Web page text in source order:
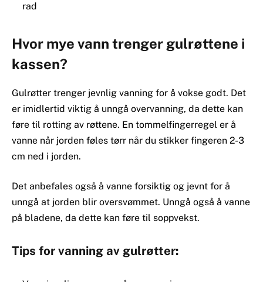
rad
Hvor mye vann trenger gulrøttene i
kassen?
Gulrøtter trenger jevnlig vanning for å vokse godt. Det
er imidlertid viktig å unngå overvanning, da dette kan
føre til rotting av røttene. En tommelfingerregel er å
vanne når jorden føles tørr når du stikker fingeren 2-3
cm ned i jorden.
Det anbefales også å vanne forsiktig og jevnt for å
unngå at jorden blir oversvømmet. Unngå også å vanne
på bladene, da dette kan føre til soppvekst.
Tips for vanning av gulrøtter: